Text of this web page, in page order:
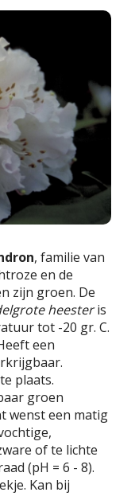
, familie van
en de
zijn groen. De
heesteris
tot -20 gr. C.
een
plaats.
groen
wenst een matig
of te lichte
(pH = 6 - 8).
Kan bij